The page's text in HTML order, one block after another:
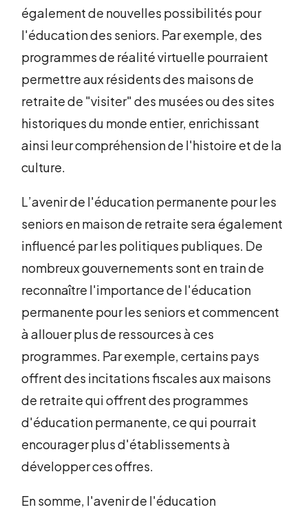
également de nouvelles possibilités pour
l'éducation des seniors. Par exemple, des
programmes de réalité virtuelle pourraient
permettre aux résidents des maisons de
retraite de "visiter" des musées ou des sites
historiques du monde entier, enrichissant
ainsi leur compréhension de l'histoire et de la
culture.
L’avenir de l'éducation permanente pour les
seniors en maison de retraite sera également
influencé par les politiques publiques. De
nombreux gouvernements sont en train de
reconnaître l'importance de l'éducation
permanente pour les seniors et commencent
à allouer plus de ressources à ces
programmes. Par exemple, certains pays
offrent des incitations fiscales aux maisons
de retraite qui offrent des programmes
d'éducation permanente, ce qui pourrait
encourager plus d'établissements à
développer ces offres.
En somme, l'avenir de l'éducation